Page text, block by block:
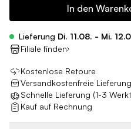
In den
Lieferung Di. 11.08. - Mi.
Filiale finden
Kostenlose Retoure
Versandkostenfreie
Schnelle Lieferung (1-3
Kauf auf Rechnung